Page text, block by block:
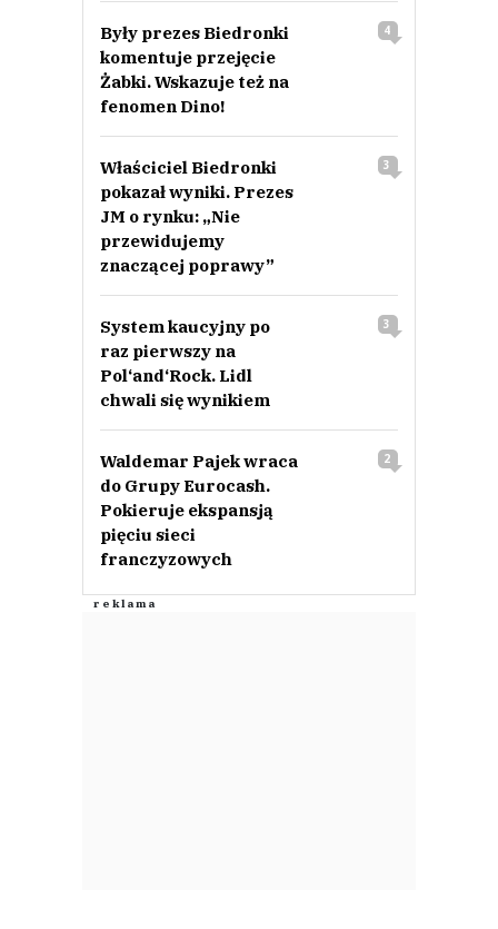
Były prezes Biedronki
komentuje przejęcie
Żabki. Wskazuje też na
fenomen Dino!
4
Właściciel Biedronki
pokazał wyniki. Prezes
JM o rynku: „Nie
przewidujemy
znaczącej poprawy”
3
System kaucyjny po
raz pierwszy na
Pol‘and‘Rock. Lidl
chwali się wynikiem
3
Waldemar Pajek wraca
do Grupy Eurocash.
Pokieruje ekspansją
pięciu sieci
franczyzowych
2